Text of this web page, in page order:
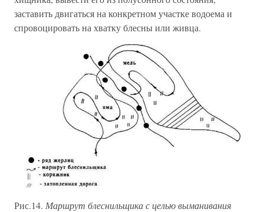
заставить двигаться на конкретном участке водоема и
спровоцировать на хватку блесны или живца.
Рис.14. Маршрут блеснильщика с целью выманивания